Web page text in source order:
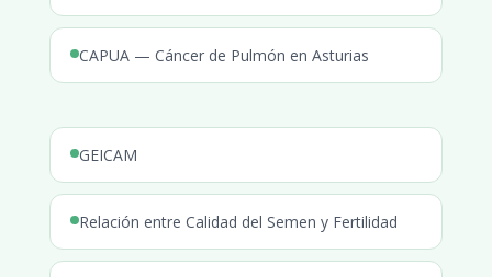
CAPUA — Cáncer de Pulmón en Asturias
GEICAM
Relación entre Calidad del Semen y Fertilidad